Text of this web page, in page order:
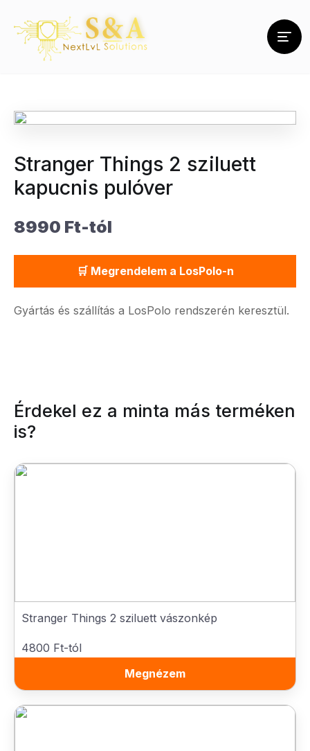
Stranger Things 2 sziluett
kapucnis pulóver
8990 Ft-tól
🛒 Megrendelem a LosPolo-n
Gyártás és szállítás a LosPolo rendszerén keresztül.
Érdekel ez a minta más terméken
is?
Stranger Things 2 sziluett vászonkép
4800 Ft-tól
Megnézem